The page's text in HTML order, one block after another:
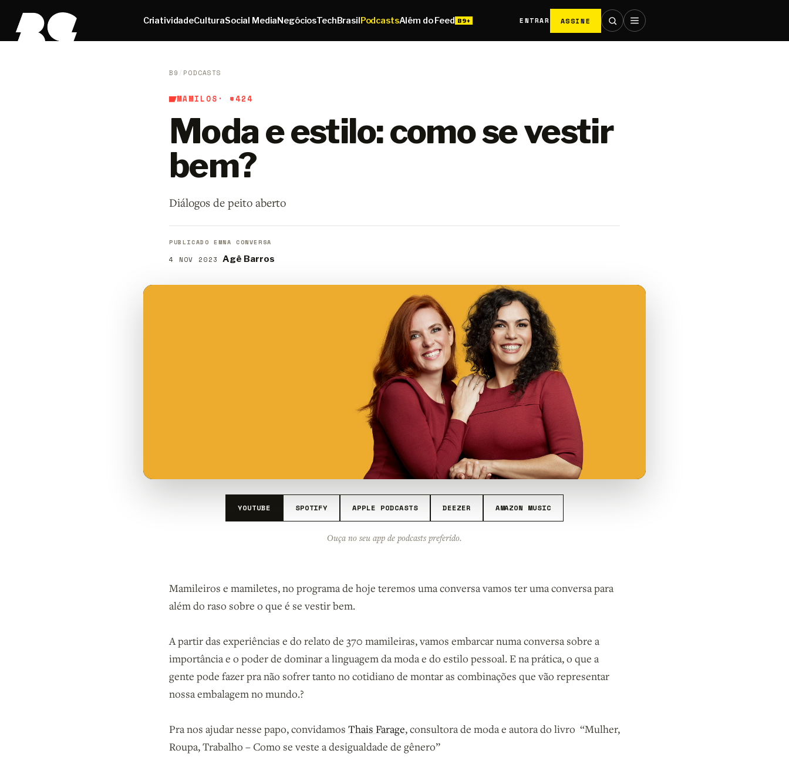
CriatividadeCulturaSocial MediaNegóciosTechBrasilPodcastsAlém do Feed ENTRAR ASSINE
B9 / PODCASTS
MAMILOS · #424
Moda e estilo: como se vestir
bem?
Diálogos de peito aberto
PUBLICADO EM
4 NOV 2023
NA CONVERSA
Agê Barros
YOUTUBE SPOTIFY APPLE PODCASTS DEEZER AMAZON MUSIC
Ouça no seu app de podcasts preferido.
Mamileiros e mamiletes, no programa de hoje teremos uma conversa vamos ter uma conversa para
além do raso sobre o que é se vestir bem.
A partir das experiências e do relato de 370 mamileiras, vamos embarcar numa conversa sobre a
importância e o poder de dominar a linguagem da moda e do estilo pessoal. E na prática, o que a
gente pode fazer pra não sofrer tanto no cotidiano de montar as combinações que vão representar
nossa embalagem no mundo.?
Pra nos ajudar nesse papo, convidamos Thais Farage, consultora de moda e autora do livro “Mulher,
Roupa, Trabalho – Como se veste a desigualdade de gênero”